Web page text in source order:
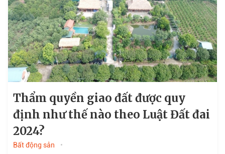
Thẩm quyền giao đất được quy
định như thế nào theo Luật Đất đai
2024?
Bất động sản